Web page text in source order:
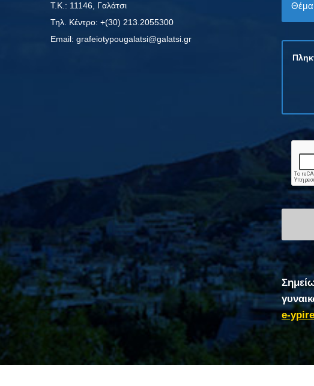
Τ.Κ.: 11146, Γαλάτσι
Τηλ. Κέντρο: +(30) 213.2055300
Εmail: grafeiotypougalatsi@galatsi.gr
e-